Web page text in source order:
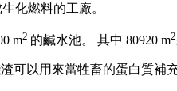
化燃料的工廠。
m2 的鹹水池。 其中 80920 m2
可以用來當牲畜的蛋白質補